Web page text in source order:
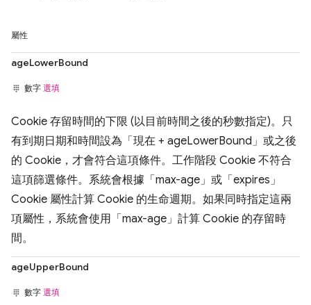
屬性
ageLowerBound
數字 選填
Cookie 存留時間的下限 (以目前時間之後的秒數指定)。只
有到期日期和時間設為「現在 + ageLowerBound」或之後
的 Cookie，才會符合這項條件。工作階段 Cookie 不符合
這項篩選條件。系統會根據「max-age」或「expires」
Cookie 屬性計算 Cookie 的生命週期。如果同時指定這兩
項屬性，系統會使用「max-age」計算 Cookie 的存留時
間。
ageUpperBound
數字 選填